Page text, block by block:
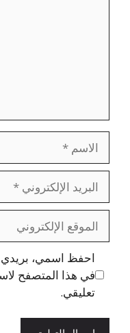
الإلكتروني
الإلكتروني
احفظ اسمي، بريدي
في هذا المتصفح
تعليقي.